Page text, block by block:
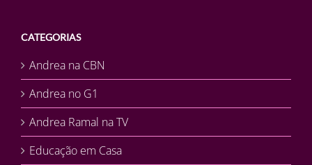
CATEGORIAS
Andrea na CBN
Andrea no G1
Andrea Ramal na TV
Educação em Casa